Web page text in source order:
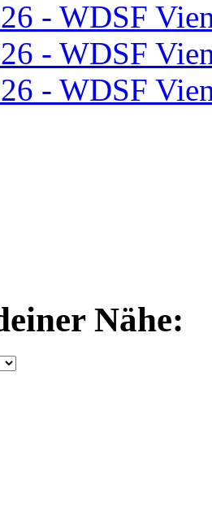
- WDSF
- WDSF
- WDSF
Nähe: